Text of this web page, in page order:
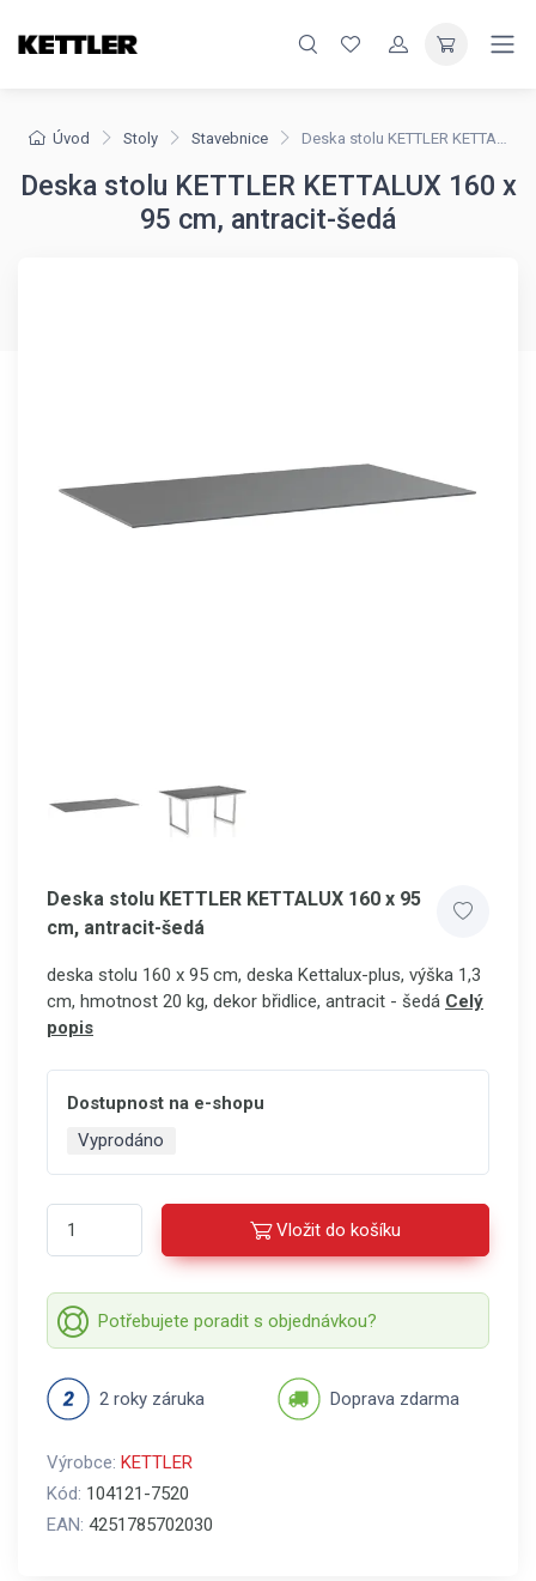
Úvod Stoly Stavebnice Deska stolu KETTLER KETTALUX 160 x 95 cm, antracit-šedá
Deska stolu KETTLER KETTALUX 160 x
95 cm, antracit-šedá
Deska stolu KETTLER KETTALUX 160 x 95
cm, antracit-šedá
deska stolu 160 x 95 cm, deska Kettalux-plus, výška 1,3
cm, hmotnost 20 kg, dekor břidlice, antracit - šedá Celý
popis
Dostupnost na e-shopu
Vyprodáno
Vložit do košíku
Potřebujete poradit s objednávkou?
2 roky záruka Doprava zdarma
Výrobce: KETTLER
Kód: 104121-7520
EAN: 4251785702030